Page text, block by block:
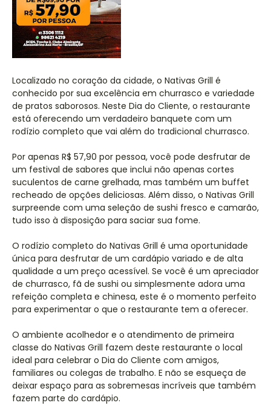
Localizado no coração da cidade, o Nativas Grill é
conhecido por sua excelência em churrasco e variedade
de pratos saborosos. Neste Dia do Cliente, o restaurante
está oferecendo um verdadeiro banquete com um
rodízio completo que vai além do tradicional churrasco.
Por apenas R$ 57,90 por pessoa, você pode desfrutar de
um festival de sabores que inclui não apenas cortes
suculentos de carne grelhada, mas também um buffet
recheado de opções deliciosas. Além disso, o Nativas Grill
surpreende com uma seleção de sushi fresco e camarão,
tudo isso à disposição para saciar sua fome.
O rodízio completo do Nativas Grill é uma oportunidade
única para desfrutar de um cardápio variado e de alta
qualidade a um preço acessível. Se você é um apreciador
de churrasco, fã de sushi ou simplesmente adora uma
refeição completa e chinesa, este é o momento perfeito
para experimentar o que o restaurante tem a oferecer.
O ambiente acolhedor e o atendimento de primeira
classe do Nativas Grill fazem deste restaurante o local
ideal para celebrar o Dia do Cliente com amigos,
familiares ou colegas de trabalho. E não se esqueça de
deixar espaço para as sobremesas incríveis que também
fazem parte do cardápio.